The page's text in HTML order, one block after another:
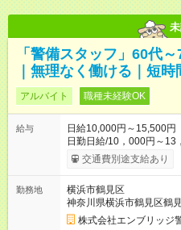
「警備スタッフ」60代
｜無理なく働ける｜短
アルバイト 職種未経験OK
給与
日給10,000円～15,500円
日勤日給/10，000円～13
000円～15，500＋交通費全額支給 ＜月収例＞
×22日間＝22万円 ◆スタートダッシュに 入社祝金最大200，000
給あり 資格取得も応援しています♪ ◆交通費「
交通機関を利用の履歴を
勤・バイク通勤もOK バイク
交通費別途支給あり
勤務地
横浜市鶴見区
神奈川県横浜市鶴見区鶴
株式会社エンブリッジ